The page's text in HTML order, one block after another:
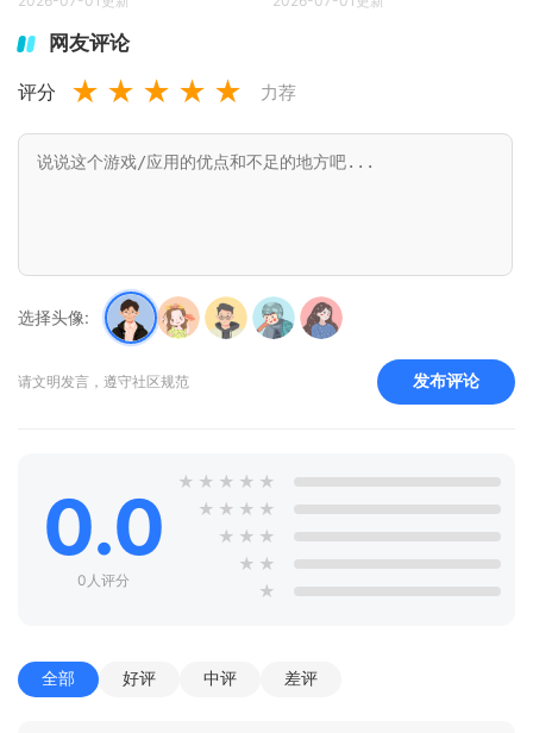
网友评论
评分 ★ ★ ★ ★ ★ 力荐
选择头像:
请文明发言，遵守社区规范 发布评论
0.0
0人评分
★ ★ ★ ★ ★
★ ★ ★ ★
★ ★ ★
★ ★
★
全部 好评 中评 差评